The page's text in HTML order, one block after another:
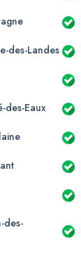
des-Landes
des-Eaux
des-